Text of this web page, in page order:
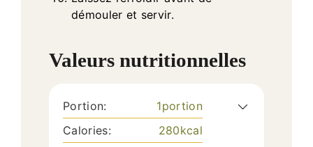
démouler et servir.
Valeurs nutritionnelles
Portion: 1portion
Calories:
280kcal